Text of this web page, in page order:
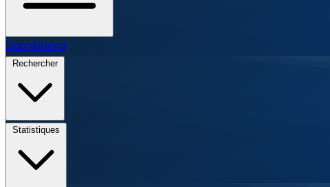
Dashboard
Rechercher
Statistiques